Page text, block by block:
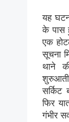
यह
के पास
एक
सूचना
थाने
सर्किट
फिर
गंभीर